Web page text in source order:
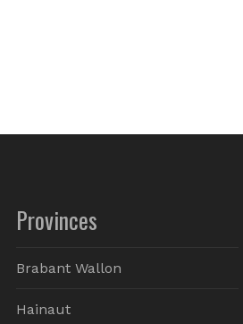
Provinces
Brabant Wallon
Hainaut